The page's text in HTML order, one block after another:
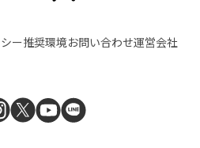
ー推奨環境お問い合わせ運営会社